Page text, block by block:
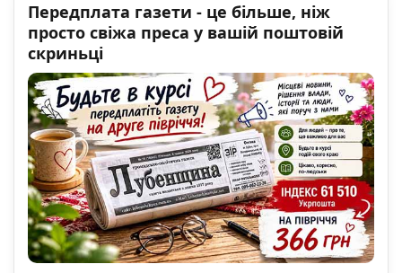
Передплата газети - це більше, ніж
просто свіжа преса у вашій поштовій
скриньці